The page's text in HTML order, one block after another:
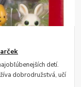
detí.
dobrodružstvá, učí